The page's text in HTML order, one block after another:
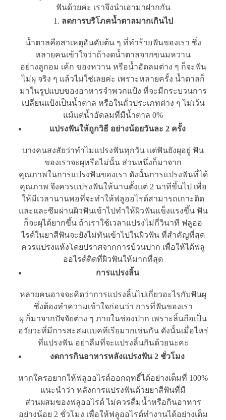
ฟันด้วยค่ะ เราจึงนำเอามาฝากกัน
ลดการบริโภคน้ำตาลมากเกินไป
น้ำตาลคือสาเหตุอันดับต้น ๆ ที่ทำร้ายฟันของเรา ซึ่ง
หลายคนเข้าใจว่าถ้างดน้ำตาลจากขนมหวาน
อย่างลูกอม เค้ก ของหวาน หรือน้ำอัดลมต่าง ๆ ก็จะฟัน
ไม่ผุ จริง ๆ แล้วไม่ใช่เลยค่ะ เพราะหลายครั้ง น้ำตาลก็
มาในรูปแบบของอาหารจำพวกแป้ง ที่จะมีกระบวนการ
เปลี่ยนแป้งเป็นน้ำตาล หรือในถั่วประเภทต่าง ๆ ไม่เว้น
แม้แต่น้ำอัดลมที่มีน้ำตาล 0%
แปรงฟันให้ถูกวิธี อย่างน้อยวันละ 2 ครั้ง
บางคนสงสัยว่าทำไมแปรงฟันทุกวัน แต่ฟันยังผุอยู่ ฟัน
ของเราจะผุหรือไม่นั้น ส่วนหนึ่งก็มาจาก
คุณภาพในการแปรงฟันของเรา ดังนั้นการแปรงฟันที่ได้
คุณภาพ จึงควรแปรงฟันให้นานตั้งแต่ 2 นาทีขึ้นไป เพื่อ
ให้มีเวลานานพอที่จะทำให้ฟลูออไรด์สามารถเกาะติด
และและซึมผ่านผิวฟันเข้าไปทำให้ผิวฟันแข็งแรงขึ้น ฟัน
ก็จะผุได้ยากขึ้น ถ้าเราใช้เวลาแปรงไม่กี่วินาที ฟลูออ
ไรด์ในยาสีฟันจะยังไม่ทันเข้าไปในผิวฟัน ที่สำคัญที่สุด
ควรแปรงแห้งโดยปราศจากการบ้วนปาก เพื่อให้ได้ฟลู
ออไรด์ติดที่ผิวฟันให้มากที่สุด
การแปรงลิ้น
หลายคนอาจจะคิดว่าการแปรงลิ้นไปเกี่ยวอะไรกับฟันผุ
ซึ่งต้องทำความเข้าใจก่อนว่า การที่ฟันของเรา
ผุ ก็มาจากปัจจัยต่าง ๆ ภายในช่องปาก เพราะลิ้นถือเป็น
อวัยวะที่มีการสะสมแบคทีเรียมากเช่นกัน ดังนั้นเมื่อไหร่
ที่แปรงฟัน อย่าลืมที่จะแปรงลิ้นกินด้วยนะคะ
งดการกินอาหารหลังแปรงฟัน 2 ชั่วโมง
หากใครอยากให้ฟลูออไรด์ออกฤทธิ์ได้อย่างเต็มที่ 100%
แนะนำว่า หลังการแปรงฟันด้วยยาสีฟันที่มี
ส่วนผสมของฟลูออไรด์ ไม่ควรดื่มน้ำหรือกินอาหาร
อย่างน้อย 2 ชั่วโมง เพื่อให้ฟลูออไรด์ทำงานได้อย่างเต็ม